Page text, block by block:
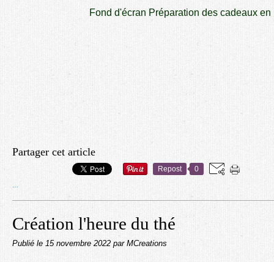
Fond d'écran Préparation des cadeaux en
Partager cet article
Repost 0
Création l'heure du thé
Publié le 15 novembre 2022 par MCreations